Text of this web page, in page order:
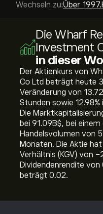
Wechseln zu:Über
Die Wharf
Investment
in dieser
Der Aktienkurs von
Co Ltd beträgt heute
Veränderung von
Stunden sowie
Die
bei 91.09B‎$‎, bei
Handelsvolumen von
Monaten. Die Aktie
Verhältnis (KGV) von -
Dividendenrendite
beträgt 0.02.